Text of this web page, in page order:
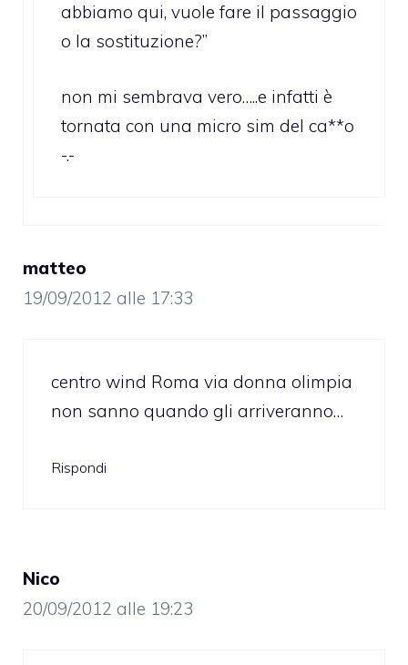
abbiamo qui, vuole fare il passaggio
o la sostituzione?”
non mi sembrava vero…..e infatti è
tornata con una micro sim del ca**o
-.-
matteo
19/09/2012 alle 17:33
centro wind Roma via donna olimpia
non sanno quando gli arriveranno…
Rispondi
Nico
20/09/2012 alle 19:23